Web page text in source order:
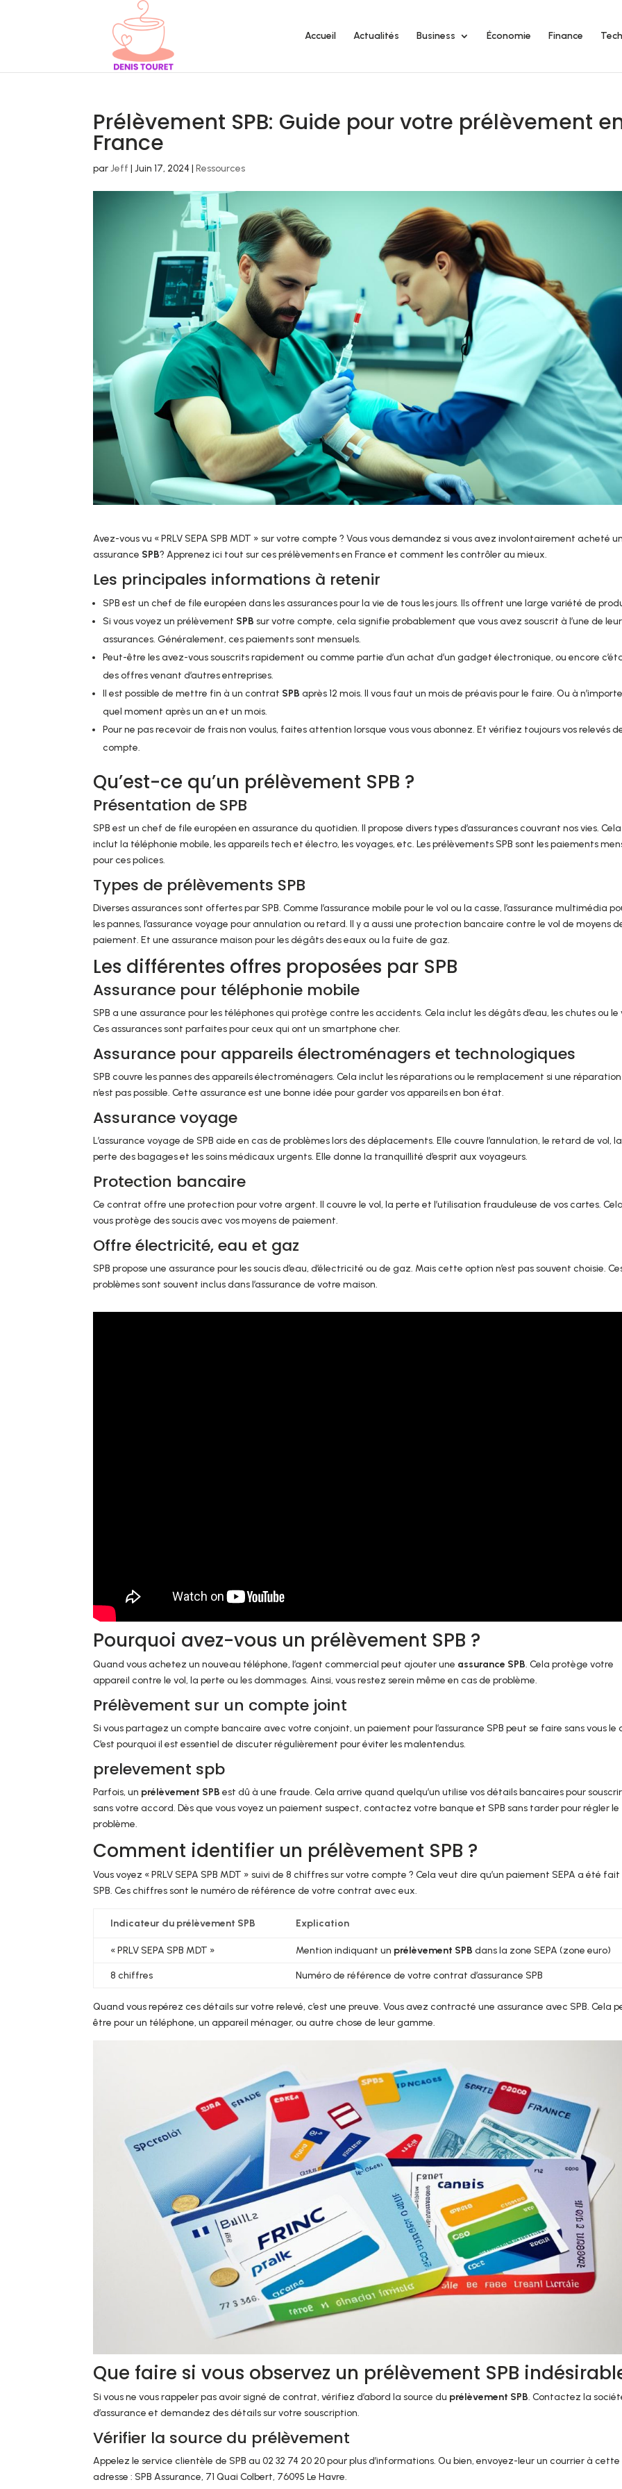
Accueil Actualités Business Économie Finance
Prélèvement SPB: Guide pour votre prélèvement
France
parJeff |Juin 17, 2024 |Ressources
Avez-vous vu « PRLV SEPA SPB MDT » sur votre compte ? Vous vous demandez si vous avez involontairement acheté
assurance SPB? Apprenez ici tout sur ces prélèvements en France et comment les contrôler au mieux.
Les principales informations à retenir
SPB est un chef de file européen dans les assurances pour la vie de tous les jours. Ils offrent une large variété de
Si vous voyez un prélèvement SPB sur votre compte, cela signifie probablement que vous avez souscrit à l’une de
assurances. Généralement, ces paiements sont mensuels.
Peut-être les avez-vous souscrits rapidement ou comme partie d’un achat d’un gadget électronique, ou encore
des offres venant d’autres entreprises.
Il est possible de mettre fin à un contrat SPB après 12 mois. Il vous faut un mois de préavis pour le faire. Ou à
quel moment après un an et un mois.
Pour ne pas recevoir de frais non voulus, faites attention lorsque vous vous abonnez. Et vérifiez toujours vos relevés
compte.
Qu’est-ce qu’un prélèvement SPB ?
Présentation de SPB
SPB est un chef de file européen en assurance du quotidien. Il propose divers types d’assurances couvrant nos vies. Cela
inclut la téléphonie mobile, les appareils tech et électro, les voyages, etc. Les prélèvements SPB sont les paiements
pour ces polices.
Types de prélèvements SPB
Diverses assurances sont offertes par SPB. Comme l’assurance mobile pour le vol ou la casse, l’assurance multimédia
les pannes, l’assurance voyage pour annulation ou retard. Il y a aussi une protection bancaire contre le vol de moyens
paiement. Et une assurance maison pour les dégâts des eaux ou la fuite de gaz.
Les différentes offres proposées par SPB
Assurance pour téléphonie mobile
SPB a une assurance pour les téléphones qui protège contre les accidents. Cela inclut les dégâts d’eau, les chutes ou le
Ces assurances sont parfaites pour ceux qui ont un smartphone cher.
Assurance pour appareils électroménagers et technologiques
SPB couvre les pannes des appareils électroménagers. Cela inclut les réparations ou le remplacement si une réparation
n’est pas possible. Cette assurance est une bonne idée pour garder vos appareils en bon état.
Assurance voyage
L’assurance voyage de SPB aide en cas de problèmes lors des déplacements. Elle couvre l’annulation, le retard de vol, la
perte des bagages et les soins médicaux urgents. Elle donne la tranquillité d’esprit aux voyageurs.
Protection bancaire
Ce contrat offre une protection pour votre argent. Il couvre le vol, la perte et l’utilisation frauduleuse de vos cartes.
vous protège des soucis avec vos moyens de paiement.
Offre électricité, eau et gaz
SPB propose une assurance pour les soucis d’eau, d’électricité ou de gaz. Mais cette option n’est pas souvent choisie.
problèmes sont souvent inclus dans l’assurance de votre maison.
Pourquoi avez-vous un prélèvement SPB ?
Quand vous achetez un nouveau téléphone, l’agent commercial peut ajouter une assurance SPB. Cela protège votre
appareil contre le vol, la perte ou les dommages. Ainsi, vous restez serein même en cas de problème.
Prélèvement sur un compte joint
Si vous partagez un compte bancaire avec votre conjoint, un paiement pour l’assurance SPB peut se faire sans vous le
C’est pourquoi il est essentiel de discuter régulièrement pour éviter les malentendus.
prelevement spb
Parfois, un prélèvement SPB est dû à une fraude. Cela arrive quand quelqu’un utilise vos détails bancaires pour
sans votre accord. Dès que vous voyez un paiement suspect, contactez votre banque et SPB sans tarder pour régler le
problème.
Comment identifier un prélèvement SPB ?
Vous voyez « PRLV SEPA SPB MDT » suivi de 8 chiffres sur votre compte ? Cela veut dire qu’un paiement SEPA a été
SPB. Ces chiffres sont le numéro de référence de votre contrat avec eux.
Indicateur du prélèvement SPB Explication
« PRLV SEPA SPB MDT » Mention indiquant un prélèvement SPB dans la zone SEPA (zone euro)
8 chiffres Numéro de référence de votre contrat d’assurance SPB
Quand vous repérez ces détails sur votre relevé, c’est une preuve. Vous avez contracté une assurance avec SPB. Cela
être pour un téléphone, un appareil ménager, ou autre chose de leur gamme.
Que faire si vous observez un prélèvement SPB
Si vous ne vous rappeler pas avoir signé de contrat, vérifiez d’abord la source du prélèvement SPB. Contactez la
d’assurance et demandez des détails sur votre souscription.
Vérifier la source du prélèvement
Appelez le service clientèle de SPB au 02 32 74 20 20 pour plus d’informations. Ou bien, envoyez-leur un courrier à cette
adresse : SPB Assurance, 71 Quai Colbert, 76095 Le Havre.